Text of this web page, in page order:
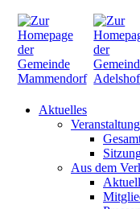
Aktuelles
Aus dem